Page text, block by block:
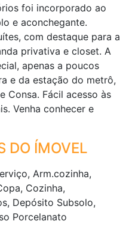
foi incorporado ao
e aconchegante.
com destaque para a
privativa e closet. A
apenas a poucos
e da estação do metrô,
Consa. Fácil acesso às
Venha conhecer e
DO ÍMOVEL
Arm.cozinha,
Cozinha,
Depósito Subsolo,
Porcelanato